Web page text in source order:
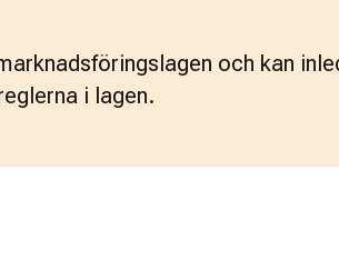
och kan
i lagen.